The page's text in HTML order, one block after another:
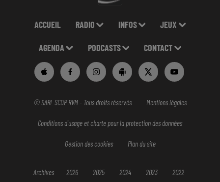
ACCUEIL RADIO INFOS JEUX
AGENDA PODCASTS CONTACT
© SARL SCOP RVM - Tous droits réservés Mentions légales
Conditions d'usage et charte pour la protection des données
Gestion des cookies Plan du site
Archives 2026 2025 2024 2023 2022